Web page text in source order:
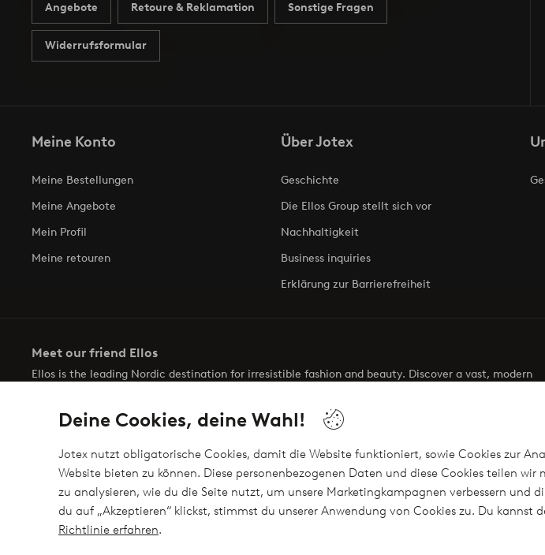
Deine Cookies, deine Wahl!
Jotex nutzt obligatorische Cookies, damit die Website funktioniert, sowie Cookies zur
Website bieten zu können. Diese personenbezogenen Daten und diese Cookies teilen
zu analysieren, wie du die Seite nutzt, um unsere Marketingkampagnen verbessern und
du auf „Akzeptieren“ klickst, stimmst du unserer Anwendung von Cookies zu. Du kannst
Richtlinie erfahren.
Angebote Retoure & Reklamation Sonstige Fragen
Widerrufsformular
Meine Konto
Meine Bestellungen
Meine Angebote
Mein Profil
Meine retouren
Über Jotex
Geschichte
Die Ellos Group stellt sich vor
Nachhaltigkeit
Business inquiries
Erklärung zur Barrierefreiheit
Meet our friend Ellos
Ellos is the leading Nordic destination for irresistible fashion and beauty. Discover a vast, modern
Sichere Zahlungen - Jetzt bezahlen oder aufteilen
Möchtest du mehr über unsere Zahlungsmöglichkeiten